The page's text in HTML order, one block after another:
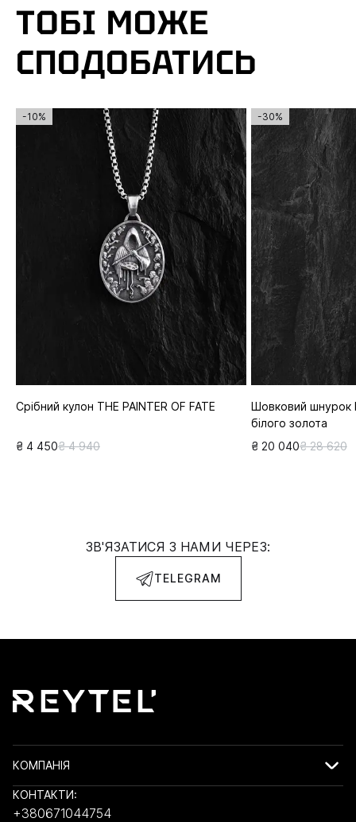
ТОБІ МОЖЕ
СПОДОБАТИСЬ
-10%
Срібний кулон THE PAINTER OF FATE
₴ 4 450₴ 4 940
-30%
Шовковий шнурок
білого золота
₴ 20 040₴ 28 620
ЗВ'ЯЗАТИСЯ З НАМИ ЧЕРЕЗ:
TELEGRAM
КОМПАНІЯ
КОНТАКТИ:
+380671044754